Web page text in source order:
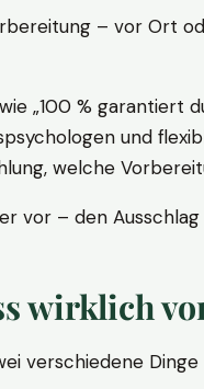
– vor Ort
„100 % garantiert
und
welche
vor – den
wirklich
verschiedene